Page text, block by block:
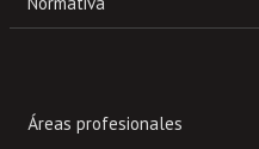
Áreas profesionales